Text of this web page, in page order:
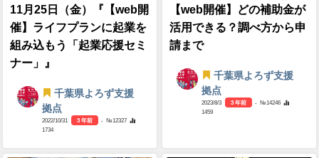
11月25日（金）『【web開
催】ライフプランに起業を
組み込もう「起業応援セミ
ナー」』
千葉県よろず支援
拠点
2022/10/31 3 年前
- №12327
1734
【web開催】どの補助金が
活用できる？調べ方から申
請まで
千葉県よろず支援
拠点
2023/8/3 3 年前
- №14246
1459